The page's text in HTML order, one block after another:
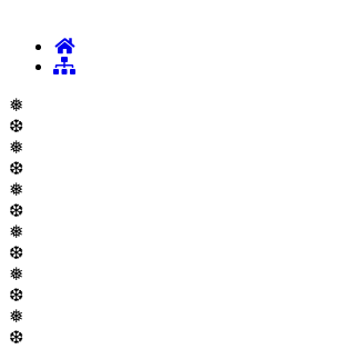
❅
❆
❅
❆
❅
❆
❅
❆
❅
❆
❅
❆